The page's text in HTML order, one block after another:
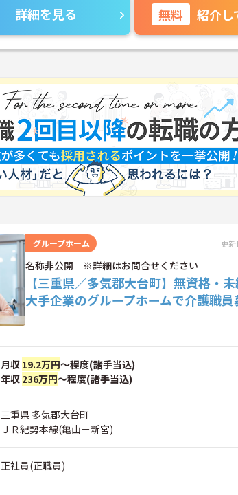
詳細を見る 無料 紹介し
グループホーム 更
名称非公開 ※詳細はお問合せください
【三重県／多気郡大台町】無資格・
大手企業のグループホームで介護職員
月収 19.2万円～程度(諸手当込)
年収 236万円～程度(諸手当込)
三重県 多気郡大台町
ＪＲ紀勢本線(亀山－新宮)
正社員(正職員)